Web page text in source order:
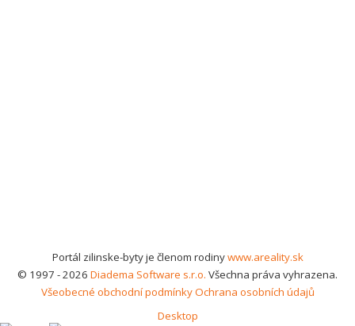
Portál zilinske-byty je členom rodinywww.areality.sk
© 1997 - 2026 Diadema Software s.r.o. Všechna práva vyhrazena.
Všeobecné obchodní podmínkyOchrana osobních údajů
Desktop